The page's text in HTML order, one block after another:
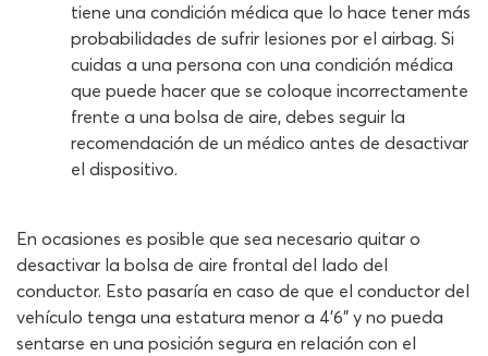
tiene una condición médica que lo hace tener más
probabilidades de sufrir lesiones por el airbag. Si
cuidas a una persona con una condición médica
que puede hacer que se coloque incorrectamente
frente a una bolsa de aire, debes seguir la
recomendación de un médico antes de desactivar
el dispositivo.
En ocasiones es posible que sea necesario quitar o
desactivar la bolsa de aire frontal del lado del
conductor. Esto pasaría en caso de que el conductor del
vehículo tenga una estatura menor a 4’6” y no pueda
sentarse en una posición segura en relación con el